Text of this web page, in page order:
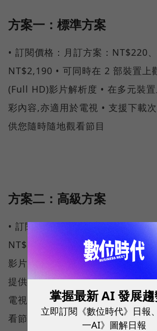
方案一：標準方案
• 訂閱價格：月訂方案：NT$220
NT$2,190 • 可同時在 2 部裝置上
(Full HD)影片解析度 • 在多元裝
彩內容,亦適用於電視 • 支援下載
供您隨時隨地觀看節目
方案二：高級方案
• 訂閱價格：月訂方案 NT$299、
NT$2,990 • 可同時在 4 部裝置上
影片解析度與杜比全景聲(Dolby
提供) • 在多元裝置上盡情享受精
電視 • 支援下載次數高達 100 次,
看節目(有所限制)
掌握最新 AI 發展趨
立即訂閱《數位時代》日報
一AI》圖解日報